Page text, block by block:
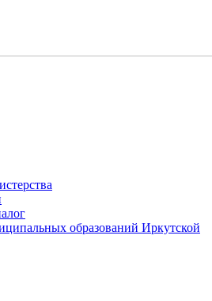
образований Иркутской